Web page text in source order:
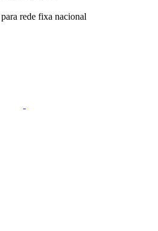
rede fixa nacional